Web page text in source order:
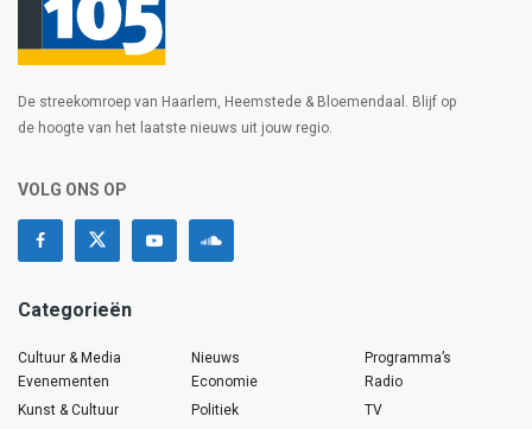
De streekomroep van Haarlem, Heemstede & Bloemendaal. Blijf op
de hoogte van het laatste nieuws uit jouw regio.
VOLG ONS OP
Categorieën
Cultuur & Media
Evenementen
Kunst & Cultuur
Nieuws
Economie
Politiek
Programma’s
Radio
TV